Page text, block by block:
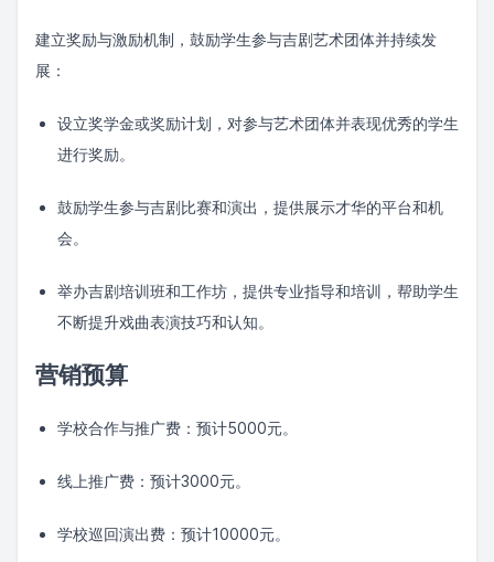
建立奖励与激励机制，鼓励学生参与吉剧艺术团体并持续发
展：
设立奖学金或奖励计划，对参与艺术团体并表现优秀的学生
进行奖励。
鼓励学生参与吉剧比赛和演出，提供展示才华的平台和机
会。
举办吉剧培训班和工作坊，提供专业指导和培训，帮助学生
不断提升戏曲表演技巧和认知。
营销预算
学校合作与推广费：预计5000元。
线上推广费：预计3000元。
学校巡回演出费：预计10000元。